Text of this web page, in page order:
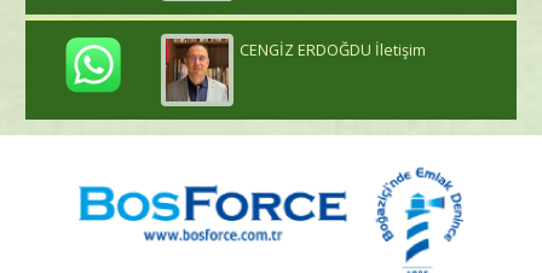
CENGİZ ERDOĞDU İletişim